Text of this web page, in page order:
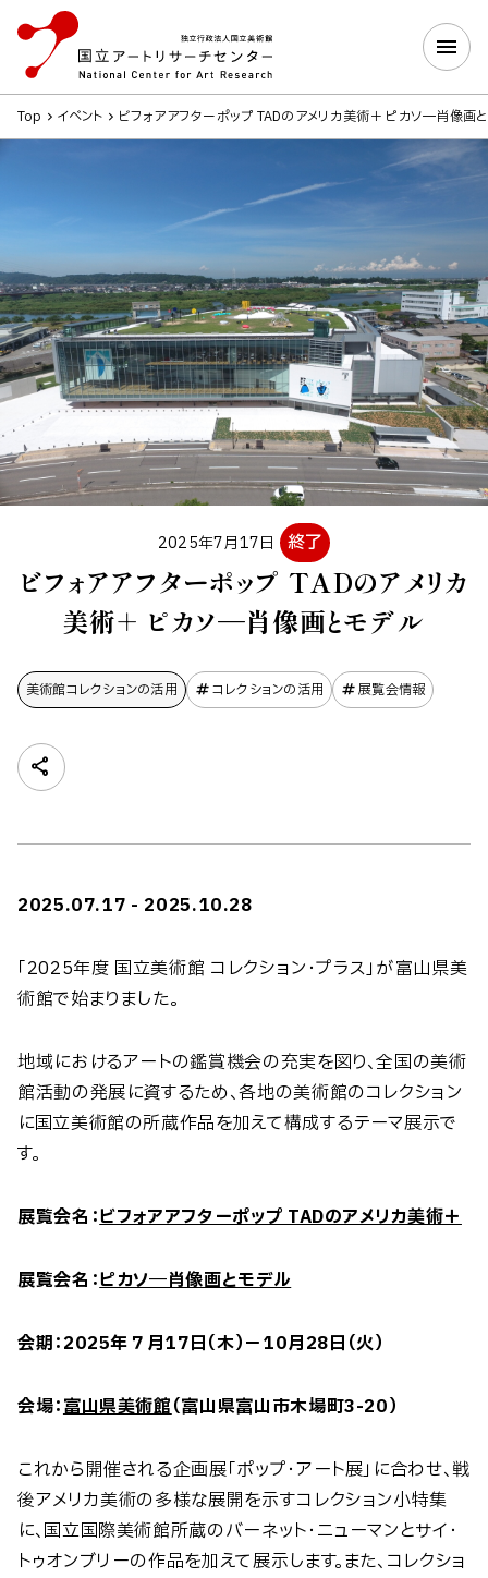
Top イベント ビフォアアフターポップ TADのアメリカ美術＋ ピカソ―肖像画
2025年7月17日 終了
ビフォアアフターポップ TADのアメリカ
美術＋ ピカソ―肖像画とモデル
美術館コレクションの​活用 コレクションの活用 展覧会情報
2025.07.17 - 2025.10.28
「2025年度 国立美術館 コレクション・プラス」が富山県美
術館で始まりました。
地域におけるアートの鑑賞機会の充実を図り、全国の美術
館活動の発展に資するため、各地の美術館のコレクション
に国立美術館の所蔵作品を加えて構成するテーマ展示で
す。
展覧会名：ビフォアアフターポップ TADのアメリカ美術＋
展覧会名：ピカソ―肖像画とモデル
会期：2025年７月17日（木）－10月28日（火）
会場：富山県美術館（富山県富山市木場町3-20）
これから開催される企画展「ポップ・アート展」に合わせ、戦
後アメリカ美術の多様な展開を示すコレクション小特集
に、国立国際美術館所蔵のバーネット・ニューマンとサイ・
トゥオンブリーの作品を加えて展示します。また、コレクショ